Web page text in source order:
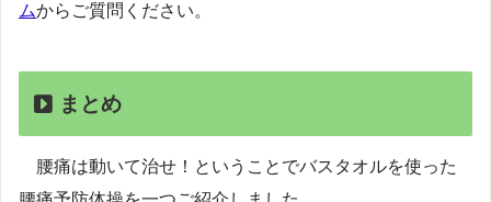
ムからご質問ください。
まとめ
腰痛は動いて治せ！ということでバスタオルを使った